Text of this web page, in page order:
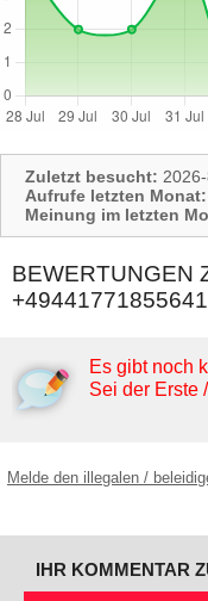
Zuletzt besucht:
Aufrufe letzten Monat:
Meinung im letzten
BEWERTUNGEN
+49441771855641
Es gibt noch
Sei der Erste
Melde den illegalen /
IHR KOMMENTAR